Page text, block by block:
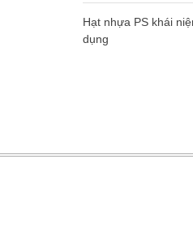
Hạt nhựa PS khái
dụng